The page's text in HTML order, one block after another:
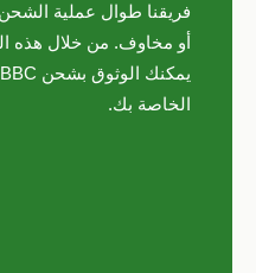
فريقنا طوال عملية الشحن
أو مخاوف. من خلال هذه
الخاصة بك.